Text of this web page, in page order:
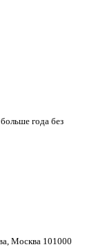
года без
Москва 101000